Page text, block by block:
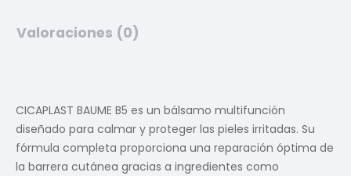
Valoraciones (0)
CICAPLAST BAUME B5 es un bálsamo multifunción
diseñado para calmar y proteger las pieles irritadas. Su
fórmula completa proporciona una reparación óptima de
la barrera cutánea gracias a ingredientes como